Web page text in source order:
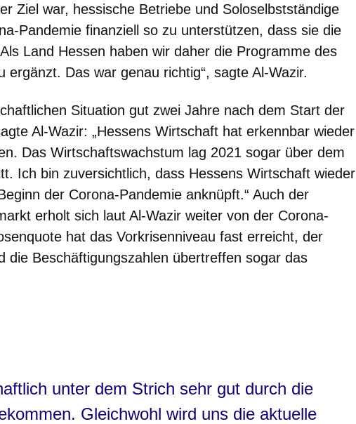
Ziel war, hessische Betriebe und Soloselbstständige
Pandemie finanziell so zu unterstützen, dass sie die
Land Hessen haben wir daher die Programme des
ergänzt. Das war genau richtig“, sagte Al-Wazir.
Situation gut zwei Jahre nach dem Start der
Al-Wazir: „Hessens Wirtschaft hat erkennbar wieder
Das Wirtschaftswachstum lag 2021 sogar über dem
Ich bin zuversichtlich, dass Hessens Wirtschaft wieder
der Corona-Pandemie anknüpft.“ Auch der
erholt sich laut Al-Wazir weiter von der Corona-
hat das Vorkrisenniveau fast erreicht, der
die Beschäftigungszahlen übertreffen sogar das
unter dem Strich sehr gut durch die
Gleichwohl wird uns die aktuelle